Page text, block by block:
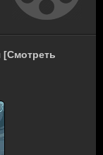
[Смотреть